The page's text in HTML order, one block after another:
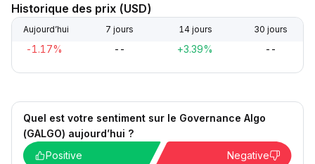
Historique des prix (USD)
Aujourd’hui 7 jours 14 jours 30 jours
-1.17% -- +3.39% --
Quel est votre sentiment sur le Governance Algo
(GALGO) aujourd’hui ?
Positive
Negative